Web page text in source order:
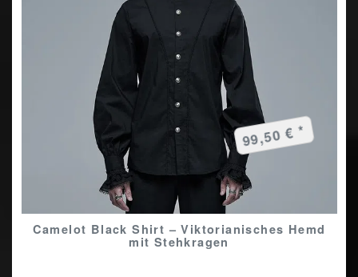
Camelot Black Shirt – Viktorianisches Hemd
mit Stehkragen
99,50 € *